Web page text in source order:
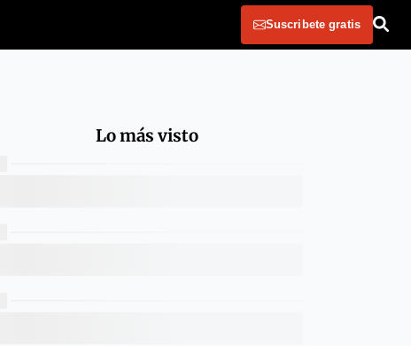
Suscribete gratis
Lo más visto